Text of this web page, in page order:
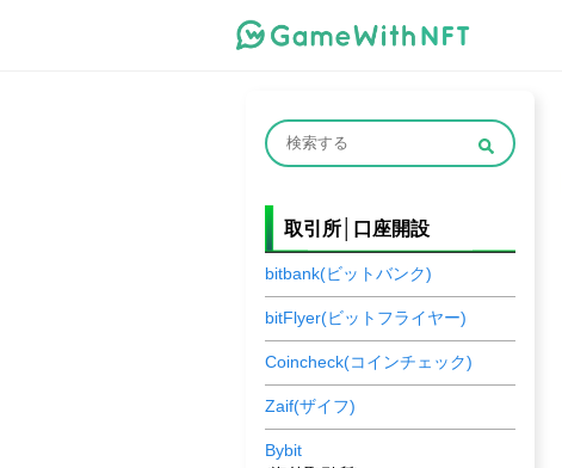
取引所│口座開設
bitbank(ビットバンク)
bitFlyer(ビットフライヤー)
Coincheck(コインチェック)
Zaif(ザイフ)
Bybit